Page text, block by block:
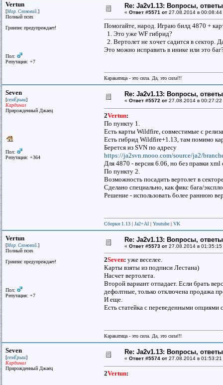
Vertun
[Мор. Слоновий.]
Полный псих
Гринпис предупреждает!
Пол:
Репутация: +7
Re: Ja2v1.13: Вопросы,
« Ответ #5571 от 27.08.2014 в 00:08:44
Помогайте, народ. Играю билд 4870 +
1. Это уже WF гибрид?
2. Вертолет не хочет садится в сектор.
Это можно исправить в инике или это
Каракатица - это сила. Да, это сила!!!
Seven
[семЁрыш]
Кардинал
Прирожденный Джаец
Пол:
Репутация: +364
Re: Ja2v1.13: Вопросы,
« Ответ #5572 от 27.08.2014 в 00:27:22
2Vertun:
По пункту 1.
Есть карты Wildfire, совместимые с
Есть гибрид Wildfire+1.13, там помимо
Берется из SVN по адресу
https://ja2svn.mooo.com/source/ja2/
Для 4870 - версия 6.06, но без правки
По пункту 2.
Возможность посадить вертолет в
Сделано специально, как фикс бага/
Решение - использовать более раннюю
Сборки 1.13 | Ja2+AI | Youtube | VK
Vertun
[Мор. Слоновий.]
Полный псих
Гринпис предупреждает!
Пол:
Репутация: +7
Re: Ja2v1.13: Вопросы,
« Ответ #5573 от 27.08.2014 в 01:35:15
2Seven: уже веселее.
Карты взяты из подписи Лестана)
Насчет вертолета.
Второй вариант отпадает. Если брать
дефолтные, только отключена продажа
И еще.
Есть статейка с переведенными
Каракатица - это сила. Да, это сила!!!
Seven
[семЁрыш]
Кардинал
Прирожденный Джаец
Re: Ja2v1.13: Вопросы,
« Ответ #5574 от 27.08.2014 в 01:53:21
2Vertun: